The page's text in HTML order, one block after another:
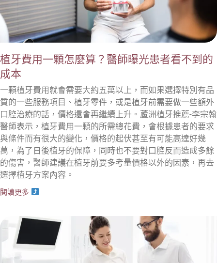
植牙費用一顆怎麼算？醫師曝光患者看不到的
成本
一顆植牙費用就會需要大約五萬以上，而如果選擇特別有品
質的一些服務項目、植牙零件，或是植牙前需要做一些額外
口腔治療的話，價格還會再繼續上升。蘆洲植牙推薦-李宗翰
醫師表示，植牙費用一顆的所需總花費，會根據患者的要求
與條件而有很大的變化，價格的起伏甚至有可能高達好幾
萬，為了日後植牙的保障，同時也不要對口腔反而造成多餘
的傷害，醫師建議在植牙前要多考量價格以外的因素，再去
選擇植牙方案內容。
閱讀更多